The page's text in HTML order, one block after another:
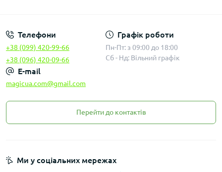
Телефони
+38 (099) 420-99-66
+38 (096) 420-09-66
Графік роботи
Пн-Пт: з 09:00 до 18:00
Сб - Нд: Вільний графік
E-mail
magicua.com@gmail.com
Перейти до контактів
Ми у соціальних мережах